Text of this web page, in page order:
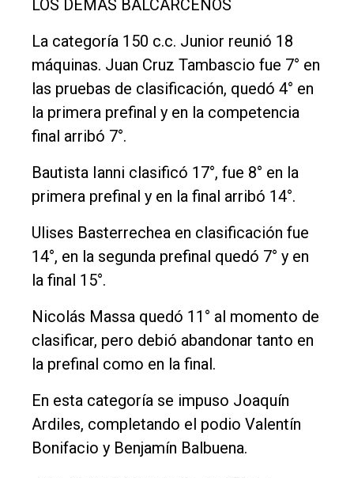
LOS DEMAS BALCARCEÑOS
La categoría 150 c.c. Junior reunió 18
máquinas. Juan Cruz Tambascio fue 7° en
las pruebas de clasificación, quedó 4° en
la primera prefinal y en la competencia
final arribó 7°.
Bautista Ianni clasificó 17°, fue 8° en la
primera prefinal y en la final arribó 14°.
Ulises Basterrechea en clasificación fue
14°, en la segunda prefinal quedó 7° y en
la final 15°.
Nicolás Massa quedó 11° al momento de
clasificar, pero debió abandonar tanto en
la prefinal como en la final.
En esta categoría se impuso Joaquín
Ardiles, completando el podio Valentín
Bonifacio y Benjamín Balbuena.